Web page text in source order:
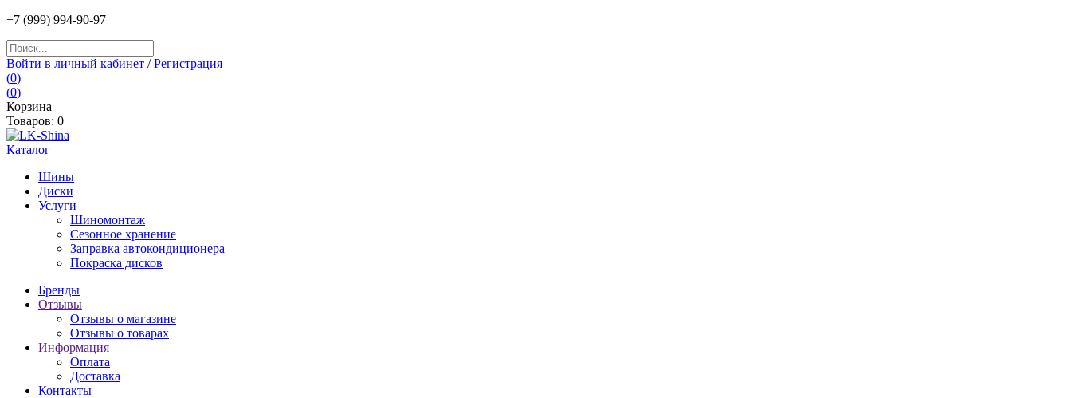
+7 (999) 994-90-97
Войти в личный кабинет /Регистрация
(0)
(0)
Корзина
Товаров: 0
Каталог
Шины
Диски
Услуги
Шиномонтаж
Сезонное хранение
Заправка автокондиционера
Покраска дисков
Бренды
Отзывы
Отзывы о магазине
Отзывы о товарах
Информация
Оплата
Доставка
Контакты